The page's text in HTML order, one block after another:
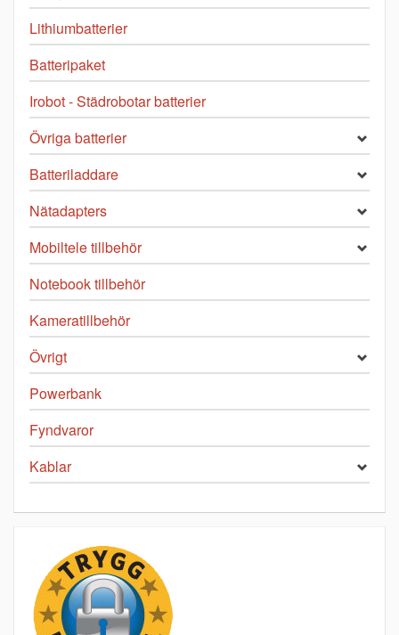
Lithiumbatterier
Batteripaket
Irobot - Städrobotar batterier
Övriga batterier
Batteriladdare
Nätadapters
Mobiltele tillbehör
Notebook tillbehör
Kameratillbehör
Övrigt
Powerbank
Fyndvaror
Kablar